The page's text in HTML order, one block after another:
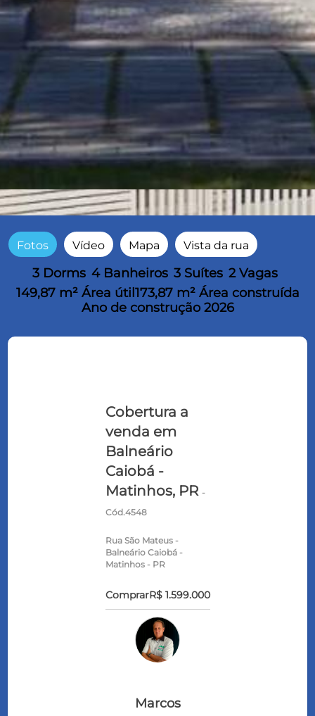
Fotos Vídeo Mapa Vista da rua
3 Dorms 4 Banheiros 3 Suítes 2 Vagas
149,87 m² Área útil 173,87 m² Área construída
Ano de construção 2026
Cobertura a
venda em
Balneário
Caiobá -
Matinhos, PR -
Cód.4548
Rua São Mateus -
Balneário Caiobá -
Matinhos - PR
ComprarR$ 1.599.000
Marcos